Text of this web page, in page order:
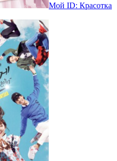
Мой ID: Красотка